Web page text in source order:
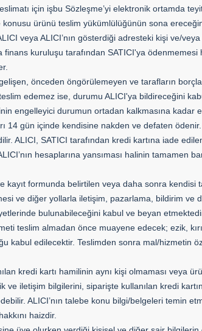
için işbu Sözleşme’yi elektronik ortamda
konusu ürünü teslim yükümlülüğünün sona
veya ALICI’nın gösterdiği adresteki kişi ve/
kuruluşu tarafından SATICI'ya
önceden öngörülemeyen ve tarafların
edemez ise, durumu ALICI'ya bildireceğini
engelleyici durumun ortadan kalkmasına kadar
14 gün içinde kendisine nakden ve defaten
ALICI, SATICI tarafından kredi kartına iade
hesaplarına yansıması halinin tamamen
kayıt formunda belirtilen veya daha sonra
ve diğer yollarla iletişim, pazarlama, bildirim ve
bulunabileceğini kabul ve beyan
teslim almadan önce muayene edecek; ezik,
kabul edilecektir. Teslimden sonra mal/hizmetin
kredi kartı hamilinin aynı kişi olmaması veya
ve iletişim bilgilerini, siparişte kullanılan kredi
ALICI’nın talebe konu bilgi/belgeleri
haizdir.